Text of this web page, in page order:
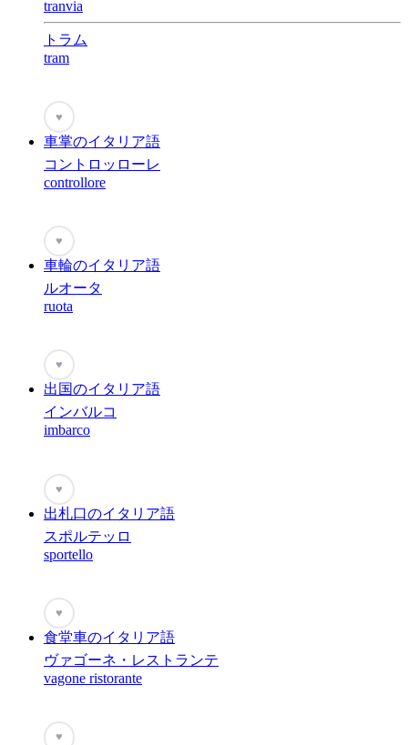
tranvia
トラム
tram
♥
車掌のイタリア語
コントロッローレ
controllore
♥
車輪のイタリア語
ルオータ
ruota
♥
出国のイタリア語
インバルコ
imbarco
♥
出札口のイタリア語
スポルテッロ
sportello
♥
食堂車のイタリア語
ヴァゴーネ・レストランテ
vagone ristorante
♥